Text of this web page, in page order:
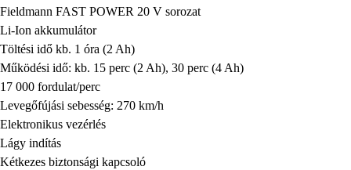
Fieldmann FAST POWER 20 V sorozat
Li-Ion akkumulátor
Töltési idő kb. 1 óra (2 Ah)
Működési idő: kb. 15 perc (2 Ah), 30 perc (4 Ah)
17 000 fordulat/perc
Levegőfújási sebesség: 270 km/h
Elektronikus vezérlés
Lágy indítás
Kétkezes biztonsági kapcsoló